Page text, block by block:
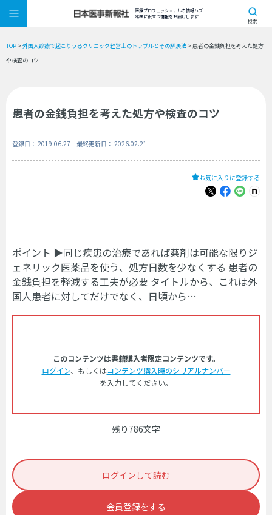
医療プロフェッショナルの情報ハブ
臨床に役立つ情報をお届けします
検索
TOP >外国人診療で起こりうるクリニック経営上のトラブルとその解決法 > 患者の金銭負担を考えた処方
や検査のコツ
患者の金銭負担を考えた処方や検査のコツ
登録日： 2019.06.27 最終更新日： 2026.02.21
お気に入りに登録する
ポイント ▶同じ疾患の治療であれば薬剤は可能な限りジ
ェネリック医薬品を使う、処方日数を少なくする 患者の
金銭負担を軽減する工夫が必要 タイトルから、これは外
国人患者に対してだけでなく、日頃から…
このコンテンツは書籍購入者限定コンテンツです。
ログイン、もしくはコンテンツ購入時のシリアルナンバー
を入力してください。
残り786文字
ログインして読む
会員登録をする